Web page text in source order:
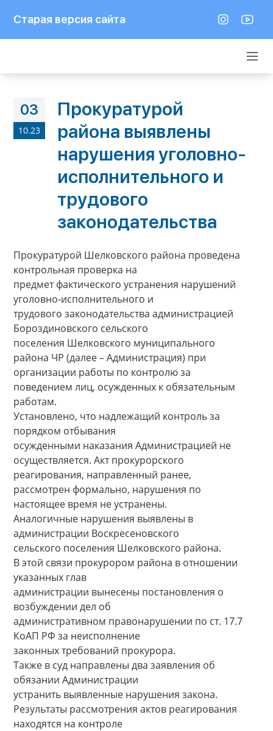
Старая версия сайта
03
10.23
Прокуратурой
района выявлены
нарушения уголовно-
исполнительного и
трудового
законодательства
Прокуратурой Шелковского района проведена
контрольная проверка на
предмет фактического устранения нарушений
уголовно-исполнительного и
трудового законодательства администрацией
Бороздиновского сельского
поселения Шелковского муниципального
района ЧР (далее – Администрация) при
организации работы по контролю за
поведением лиц, осужденных к обязательным
работам.
Установлено, что надлежащий контроль за
порядком отбывания
осужденными наказания Администрацией не
осуществляется. Акт прокурорского
реагирования, направленный ранее,
рассмотрен формально, нарушения по
настоящее время не устранены.
Аналогичные нарушения выявлены в
администрации Воскресеновского
сельского поселения Шелковского района.
В этой связи прокурором района в отношении
указанных глав
администрации вынесены постановления о
возбуждении дел об
административном правонарушении по ст. 17.7
КоАП РФ за неисполнение
законных требований прокурора.
Также в суд направлены два заявления об
обязании Администрации
устранить выявленные нарушения закона.
Результаты рассмотрения актов реагирования
находятся на контроле